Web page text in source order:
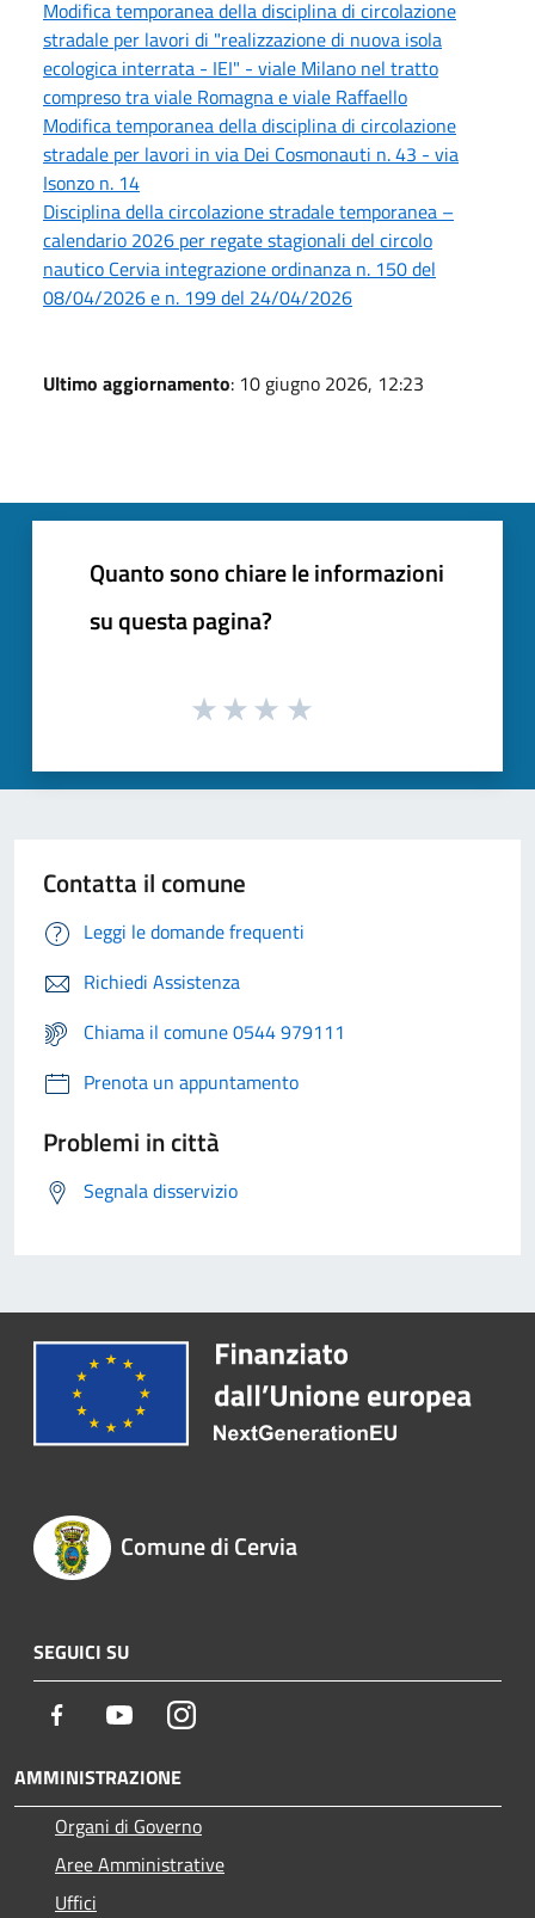
Modifica temporanea della disciplina di circolazione
stradale per lavori di "realizzazione di nuova isola
ecologica interrata - IEI" - viale Milano nel tratto
compreso tra viale Romagna e viale Raffaello
Modifica temporanea della disciplina di circolazione
stradale per lavori in via Dei Cosmonauti n. 43 - via
Isonzo n. 14
Disciplina della circolazione stradale temporanea –
calendario 2026 per regate stagionali del circolo
nautico Cervia integrazione ordinanza n. 150 del
08/04/2026 e n. 199 del 24/04/2026
Ultimo aggiornamento: 10 giugno 2026, 12:23
Quanto sono chiare le informazioni
su questa pagina?
Contatta il comune
Leggi le domande frequenti
Richiedi Assistenza
Chiama il comune 0544 979111
Prenota un appuntamento
Problemi in città
Segnala disservizio
Comune di Cervia
SEGUICI SU
Facebook YoutubeInstagram
AMMINISTRAZIONE
Organi di Governo
Aree Amministrative
Uffici